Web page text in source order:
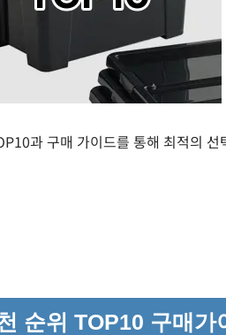
과 구매 가이드를 통해 최적의
순위 TOP10 구매가